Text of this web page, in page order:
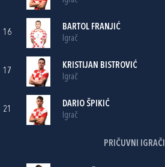
16
BARTOL FRANJIĆ
Igrač
17
KRISTIJAN BISTROVIĆ
Igrač
21
DARIO ŠPIKIĆ
Igrač
PRIČUVNI IGRAČI